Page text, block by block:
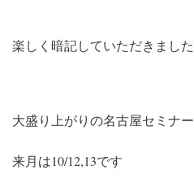
楽しく暗記していただきました
大盛り上がりの名古屋セミナー
来月は10/12,13です